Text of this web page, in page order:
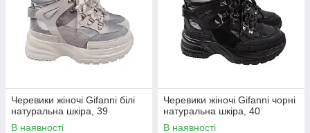
Черевики жіночі Gifanni білі
натуральна шкіра, 39
В наявності
Черевики жіночі Gifanni чорні
натуральна шкіра, 40
В наявності